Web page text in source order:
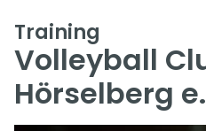
Training
Volleyball
Hörselberg